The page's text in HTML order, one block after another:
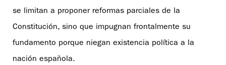
se limitan a proponer reformas parciales de la
Constitución, sino que impugnan frontalmente su
fundamento porque niegan existencia política a la
nación española.